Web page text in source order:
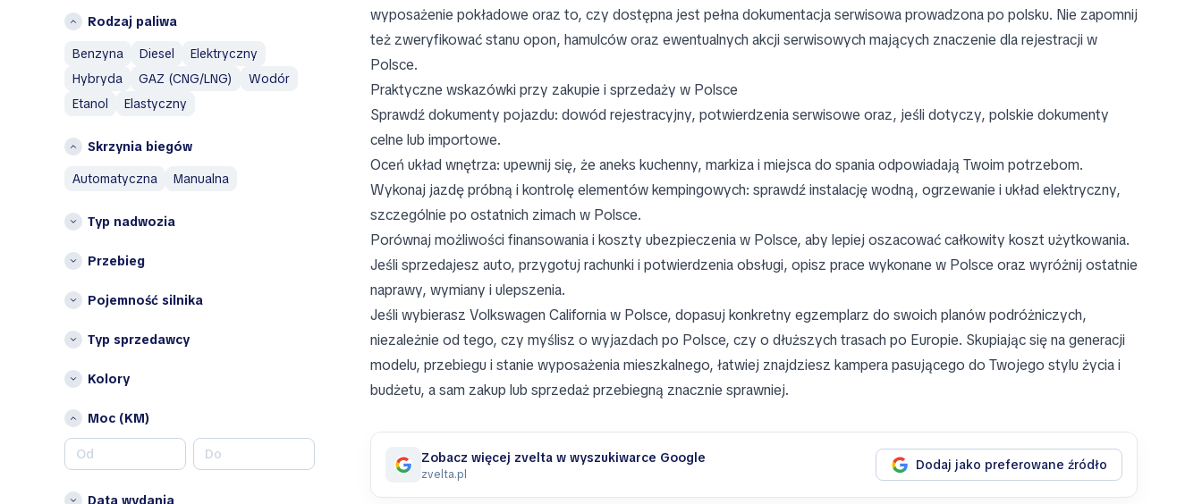
M
Mazda
Mercedes-Benz
MINI
N
Nissan
O
Opel
P
Porsche
R
S
SEAT
Świętokrzyskie
W
Wielkopolskie
Województwo dolnośląskie
Województwo lubelskie
województwo
Inne
Opolskie
Rodzaj paliwa
Benzyna
Diesel
Elektryczny
Hybryda
GAZ (CNG/LNG)
Wodór
Etanol
Elastyczny
Skrzynia biegów
automatyczna
manualna
Typ nadwozia
Przebieg
Pojemność silnika
Typ sprzedawcy
Kolory
Moc (KM)
Data wydania
wyposażenie pokładowe oraz to, czy dostępna jest pełna dokumentacja serwisowa prowadzona po polsku. Nie zapomnij
też zweryfikować stanu opon, hamulców oraz ewentualnych akcji serwisowych mających znaczenie dla rejestracji w
Polsce.
Praktyczne wskazówki przy zakupie i sprzedaży w Polsce
Sprawdź dokumenty pojazdu: dowód rejestracyjny, potwierdzenia serwisowe oraz, jeśli dotyczy, polskie dokumenty
celne lub importowe.
Oceń układ wnętrza: upewnij się, że aneks kuchenny, markiza i miejsca do spania odpowiadają Twoim potrzebom.
Wykonaj jazdę próbną i kontrolę elementów kempingowych: sprawdź instalację wodną, ogrzewanie i układ elektryczny,
szczególnie po ostatnich zimach w Polsce.
Porównaj możliwości finansowania i koszty ubezpieczenia w Polsce, aby lepiej oszacować całkowity koszt użytkowania.
Jeśli sprzedajesz auto, przygotuj rachunki i potwierdzenia obsługi, opisz prace wykonane w Polsce oraz wyróżnij ostatnie
naprawy, wymiany i ulepszenia.
Jeśli wybierasz Volkswagen California w Polsce, dopasuj konkretny egzemplarz do swoich planów podróżniczych,
niezależnie od tego, czy myślisz o wyjazdach po Polsce, czy o dłuższych trasach po Europie. Skupiając się na generacji
modelu, przebiegu i stanie wyposażenia mieszkalnego, łatwiej znajdziesz kampera pasującego do Twojego stylu życia i
budżetu, a sam zakup lub sprzedaż przebiegną znacznie sprawniej.
Zobacz więcej zvelta w wyszukiwarce Google
zvelta.pl
Dodaj jako preferowane źródło